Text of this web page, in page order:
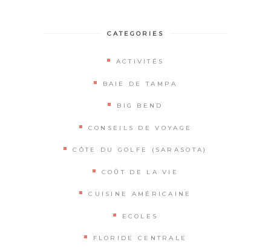
CATEGORIES
ACTIVITÉS
BAIE DE TAMPA
BIG BEND
CONSEILS DE VOYAGE
CÔTE DU GOLFE (SARASOTA)
COÛT DE LA VIE
CUISINE AMÉRICAINE
ECOLES
FLORIDE CENTRALE